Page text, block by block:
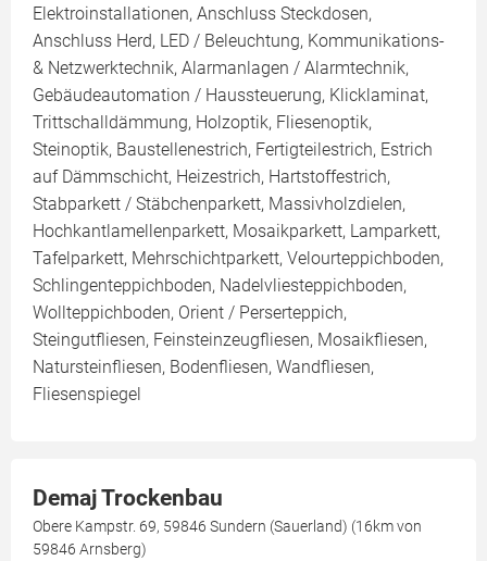
Elektroinstallationen, Anschluss Steckdosen,
Anschluss Herd, LED / Beleuchtung, Kommunikations-
& Netzwerktechnik, Alarmanlagen / Alarmtechnik,
Gebäudeautomation / Haussteuerung, Klicklaminat,
Trittschalldämmung, Holzoptik, Fliesenoptik,
Steinoptik, Baustellenestrich, Fertigteilestrich, Estrich
auf Dämmschicht, Heizestrich, Hartstoffestrich,
Stabparkett / Stäbchenparkett, Massivholzdielen,
Hochkantlamellenparkett, Mosaikparkett, Lamparkett,
Tafelparkett, Mehrschichtparkett, Velourteppichboden,
Schlingenteppichboden, Nadelvliesteppichboden,
Wollteppichboden, Orient / Perserteppich,
Steingutfliesen, Feinsteinzeugfliesen, Mosaikfliesen,
Natursteinfliesen, Bodenfliesen, Wandfliesen,
Fliesenspiegel
Demaj Trockenbau
Obere Kampstr. 69, 59846 Sundern (Sauerland) (16km von
59846 Arnsberg)